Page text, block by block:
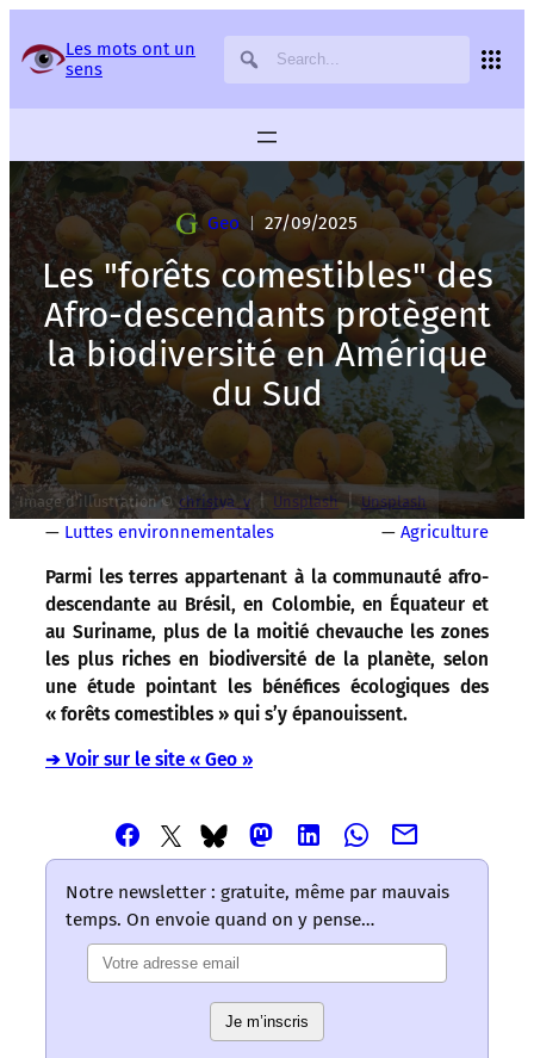
Les mots ont un
sens
Geo 27/09/2025
Les "forêts comestibles" des
Afro-descendants protègent
la biodiversité en Amérique
du Sud
Image d’illustration © christya_v | Unsplash| Unsplash
— Luttes environnementales — Agriculture
Parmi les terres appartenant à la communauté afro-
descendante au Brésil, en Colombie, en Équateur et
au Suriname, plus de la moitié chevauche les zones
les plus riches en biodiversité de la planète, selon
une étude pointant les bénéfices écologiques des
« forêts comestibles » qui s’y épanouissent.
➔ Voir sur le site « Geo »
Partager
cet
article
–
Les
Partager
cet
article
via
Twitter
–
Partager
cet
article
via
Bluesky
–
Les
mots
Partager
cet
article
via
Mastodon
Les
mots
ont
Partager
cet
article
Linkedin
Les
mots
ont
Partager
cet
via
Les
Partager
cet
article
Les
Notre newsletter : gratuite, même par mauvais
temps. On envoie quand on y pense…
Je m’inscris
Panneau de gestion des services